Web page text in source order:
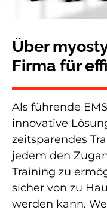
Über
Firma für
Als führende
innovative
zeitsparendes
jedem den
Training zu
sicher von zu
werden kann.